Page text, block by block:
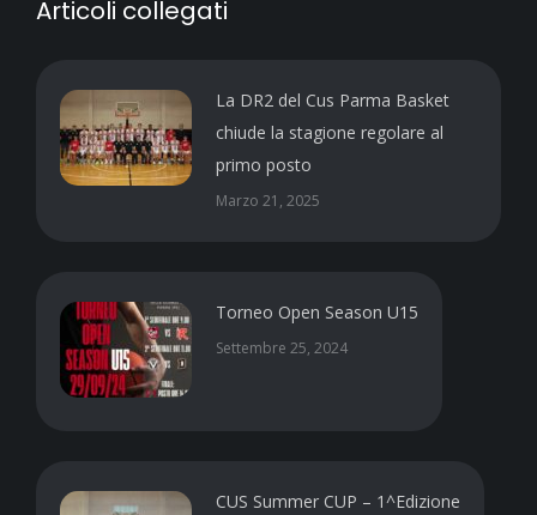
Articoli collegati
La DR2 del Cus Parma Basket
chiude la stagione regolare al
primo posto
Marzo 21, 2025
Torneo Open Season U15
Settembre 25, 2024
CUS Summer CUP – 1^Edizione